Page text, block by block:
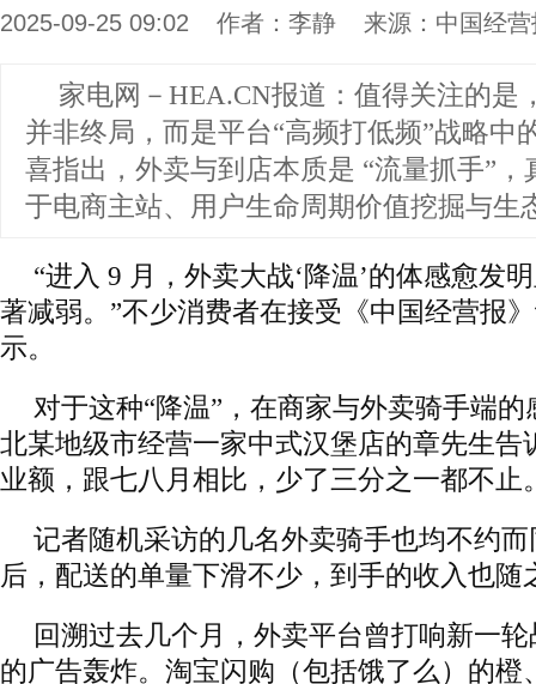
2025-09-25 09:02 作者： 李静 来源： 中国经
家电网－HEA.CN报道： 值得关注的是
并非终局，而是平台“高频打低频”战略中
喜指出，外卖与到店本质是 “流量抓手”
于电商主站、用户生命周期价值挖掘与生
“进入 9 月，外卖大战‘降温’的体感愈发
著减弱。”不少消费者在接受《中国经营报
示。
对于这种“降温”，在商家与外卖骑手端
北某地级市经营一家中式汉堡店的章先生告
业额，跟七八月相比，少了三分之一都不止
记者随机采访的几名外卖骑手也均不约
后，配送的单量下滑不少，到手的收入也随
回溯过去几个月，外卖平台曾打响新一
的广告轰炸。淘宝闪购（包括饿了么）的橙